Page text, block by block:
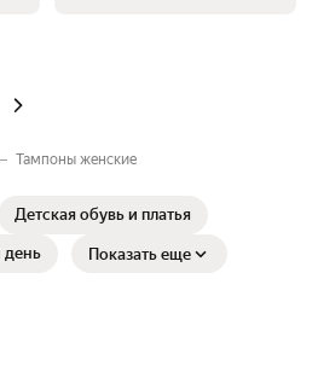
Тампоны женские
Детская обувь и платья
день⁣⁣⁣⁣ Показать еще